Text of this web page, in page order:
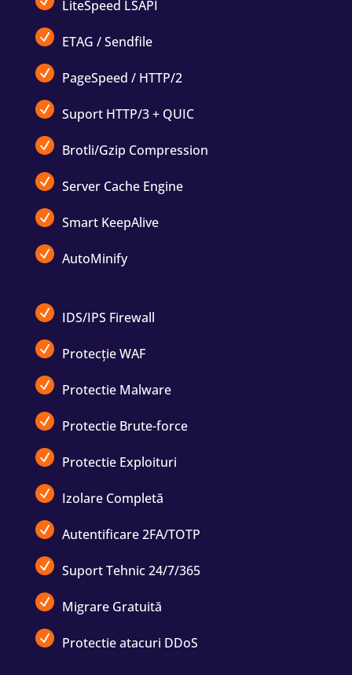
LiteSpeed LSAPI
ETAG / Sendfile
PageSpeed / HTTP/2
Suport HTTP/3 + QUIC
Brotli/Gzip Compression
Server Cache Engine
Smart KeepAlive
AutoMinify
IDS/IPS Firewall
Protecție WAF
Protectie Malware
Protectie Brute-force
Protectie Exploituri
Izolare Completă
Autentificare 2FA/TOTP
Suport Tehnic 24/7/365
Migrare Gratuită
Protectie atacuri DDoS